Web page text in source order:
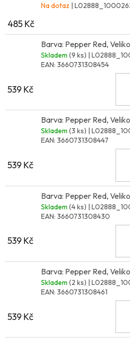
Na dotaz |
485 Kč
Barva: Pepper Red,
Skladem (9 ks) |
EAN: 3660731308454
539 Kč
Barva: Pepper Red,
Skladem (3 ks) |
EAN: 3660731308447
539 Kč
Barva: Pepper Red,
Skladem (4 ks) |
EAN: 3660731308430
539 Kč
Barva: Pepper Red,
Skladem (2 ks) |
EAN: 3660731308461
539 Kč